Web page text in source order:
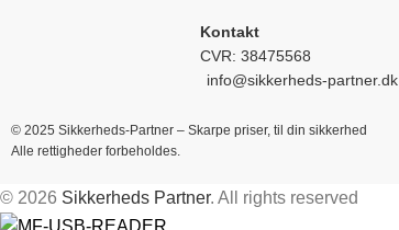
Kontakt
CVR: 38475568
info@sikkerheds-partner.dk
© 2025 Sikkerheds-Partner – Skarpe priser, til din sikkerhed
Alle rettigheder forbeholdes.
© 2026 Sikkerheds Partner. All rights reserved